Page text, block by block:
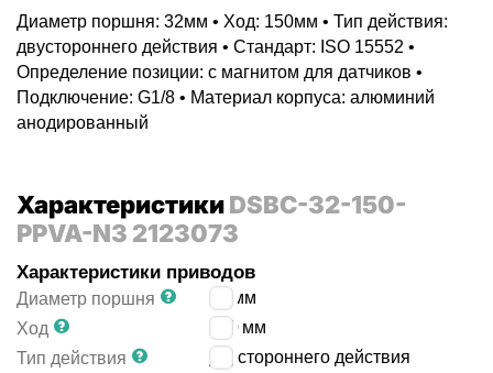
Диаметр поршня: 32мм • Ход: 150мм • Тип действия:
двустороннего действия • Стандарт: ISO 15552 •
Определение позиции: с магнитом для датчиков •
Подключение: G1/8 • Материал корпуса: алюминий
анодированный
ХарактеристикиDSBC-32-150-
PPVA-N3 2123073
Характеристики приводов
Диаметр поршня
мм
Ход
150 мм
Тип действия
двустороннего действия